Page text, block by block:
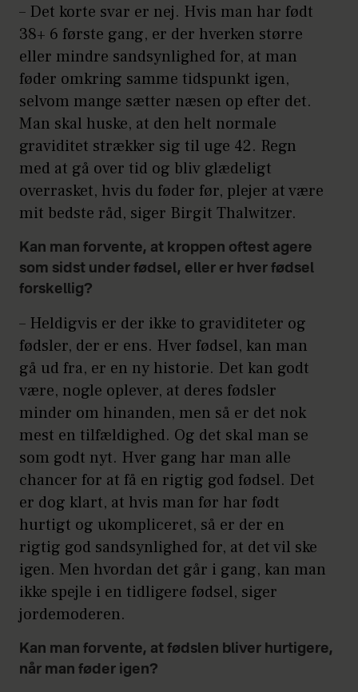
– Det korte svar er nej. Hvis man har født
38+ 6 første gang, er der hverken større
eller mindre sandsynlighed for, at man
føder omkring samme tidspunkt igen,
selvom mange sætter næsen op efter det.
Man skal huske, at den helt normale
graviditet strækker sig til uge 42. Regn
med at gå over tid og bliv glædeligt
overrasket, hvis du føder før, plejer at være
mit bedste råd, siger Birgit Thalwitzer.
Kan man forvente, at kroppen oftest agere
som sidst under fødsel, eller er hver fødsel
forskellig?
– Heldigvis er der ikke to graviditeter og
fødsler, der er ens. Hver fødsel, kan man
gå ud fra, er en ny historie. Det kan godt
være, nogle oplever, at deres fødsler
minder om hinanden, men så er det nok
mest en tilfældighed. Og det skal man se
som godt nyt. Hver gang har man alle
chancer for at få en rigtig god fødsel. Det
er dog klart, at hvis man før har født
hurtigt og ukompliceret, så er der en
rigtig god sandsynlighed for, at det vil ske
igen. Men hvordan det går i gang, kan man
ikke spejle i en tidligere fødsel, siger
jordemoderen.
Kan man forvente, at fødslen bliver hurtigere,
når man føder igen?